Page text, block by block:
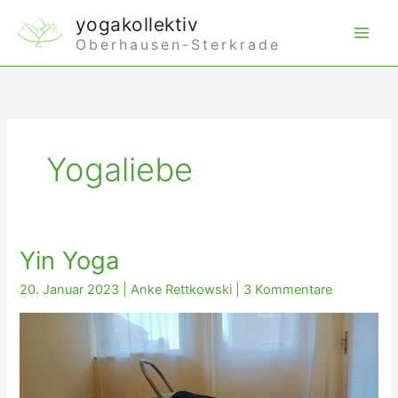
Inhalt
springen
yogakollektiv
Oberhausen-Sterkrade
Yogaliebe
Yin Yoga
20. Januar 2023 |Anke Rettkowski 3 Kommentare